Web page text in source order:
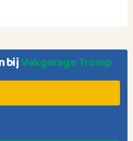
bijVakgarage Tromp